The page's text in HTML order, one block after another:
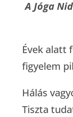
A Jóga
Évek alatt
figyelem
Hálás
Tiszta